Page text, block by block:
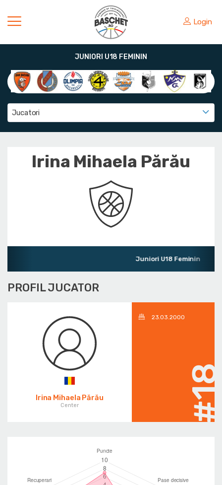
Login
JUNIORI U18 FEMININ
Jucatori
Irina Mihaela Părău
Juniori U18 Feminin
PROFIL JUCATOR
Irina Mihaela Părău
Center
23.03.2000